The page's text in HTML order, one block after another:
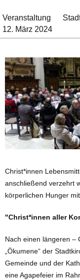
Veranstaltung
12. März 2024
Christ*innen
anschließend verzehrt
körperlichen Hunger
"Christ*innen aller
Nach einen längeren –
„Ökumene“ der
Gemeinde und der
eine Agapefeier im